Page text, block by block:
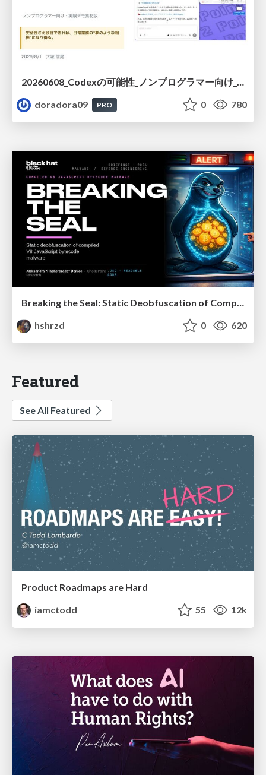
doradora09
PRO 0 780
Breaking the Seal: Static Deobfuscation of Compiled V8 JavaScript Bytecode Malware
hshrzd
0 620
Featured
See All Featured
Product Roadmaps are Hard
iamctodd
55 12k